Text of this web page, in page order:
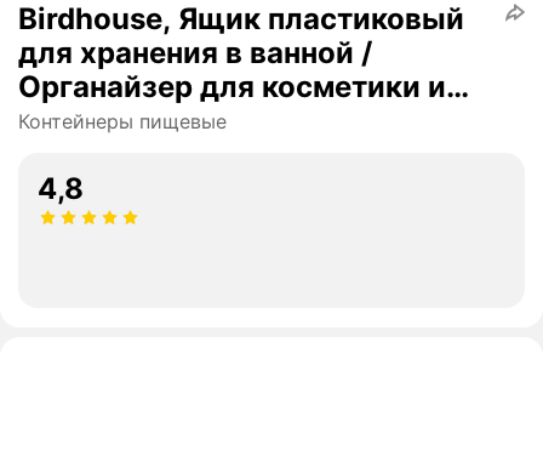
Birdhouse, Ящик пластиковый
для хранения в ванной /
Органайзер для косметики и
мелочей, Набор 3 шт, Белый
Контейнеры пищевые
4,8